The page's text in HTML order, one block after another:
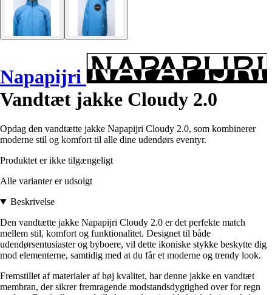
Napapijri
Vandtæt jakke Cloudy 2.0
Opdag den vandtætte jakke Napapijri Cloudy 2.0, som kombinerer
moderne stil og komfort til alle dine udendørs eventyr.
Produktet er ikke tilgængeligt
Alle varianter er udsolgt
Beskrivelse
Den vandtætte jakke Napapijri Cloudy 2.0 er det perfekte match
mellem stil, komfort og funktionalitet. Designet til både
udendørsentusiaster og byboere, vil dette ikoniske stykke beskytte dig
mod elementerne, samtidig med at du får et moderne og trendy look.
Fremstillet af materialer af høj kvalitet, har denne jakke en vandtæt
membran, der sikrer fremragende modstandsdygtighed over for regn